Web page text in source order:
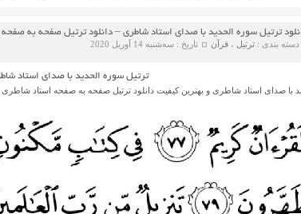
ترتیل سوره الحدید با صدای استاد شاطری – دانلود ترتیل صفحه به
دسته بندی : ترتیل ، قرآن تاریخ : سه‌شنبه 14 آوریل 2020
ترتیل سوره الحدید با صدای استاد
با صدای استاد شاطری و بهترین کیفیت دانلود ترتیل صفحه به صفحه استاد